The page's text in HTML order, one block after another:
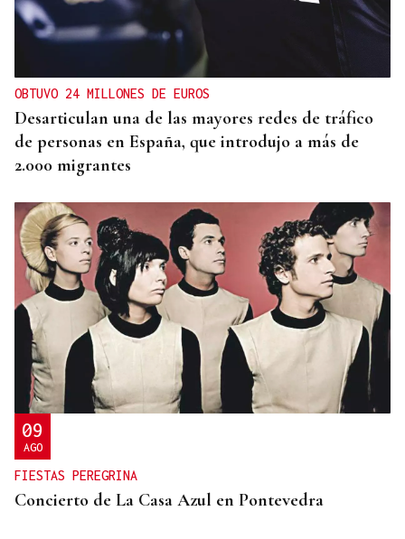
OBTUVO 24 MILLONES DE EUROS
Desarticulan una de las mayores redes de tráfico
de personas en España, que introdujo a más de
2.000 migrantes
09
AGO
FIESTAS PEREGRINA
Concierto de La Casa Azul en Pontevedra